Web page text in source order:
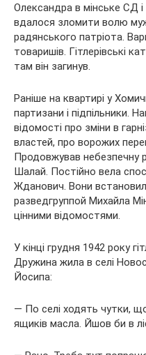
Олександра в мінське СД
вдалося зломити волю
радянського патріота.
товаришів. Гітлерівські
там він загинув.
Раніше на квартирі у
партизани і підпільники.
відомості про зміни в
властей, про ворожих
Продовжував небезпечну
Шалай. Постійно вела
Жданович. Вони
разведгруппой Михайла
цінними відомостями.
У кінці грудня 1942 року
Дружина жила в селі
Йосипа:
— По селі ходять чутки,
ящиків масла. Йшов би в